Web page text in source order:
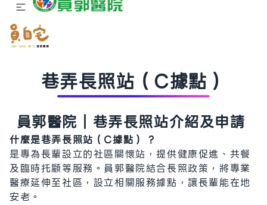
巷弄長照站（C據點）
員郭醫院｜巷弄長照站介紹及申請
什麼是巷弄長照站（C據點） ?
是專為長輩設立的社區關懷站，提供健康促進、共餐
及臨時托顧等服務。員郭醫院結合長照政策，將專業
醫療延伸至社區，設立相關服務據點，讓長輩能在地
安老。